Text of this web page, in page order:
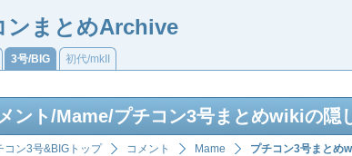
ンまとめArchive
3号/BIG 初代/mkII
ント/Mame/プチコン3号まとめwikiの隠
コン3号&BIGトップ コメント Mame
プチコン3号まとめ